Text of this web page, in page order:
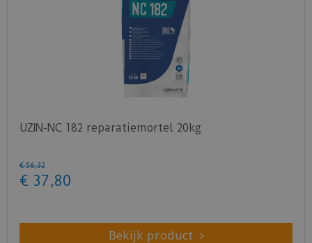
UZIN-NC 182 reparatiemortel 20kg
€ 56,32
€ 37,80
Bekijk product